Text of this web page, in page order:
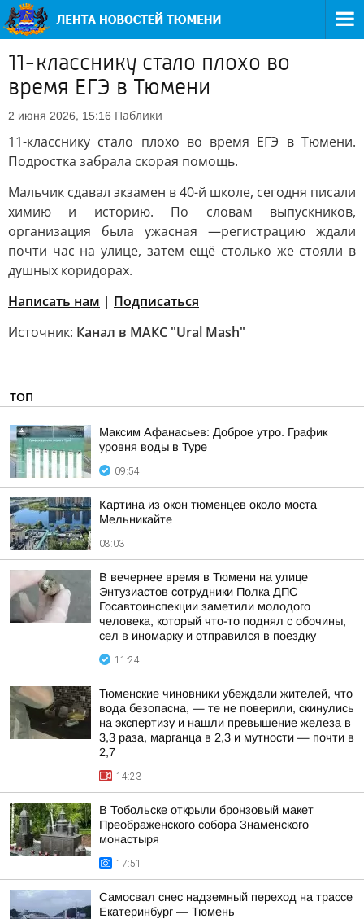
11-класснику стало плохо во
время ЕГЭ в Тюмени
2 июня 2026, 15:16 Паблики
11-класснику стало плохо во время ЕГЭ в Тюмени.
Подростка забрала скорая помощь.
Мальчик сдавал экзамен в 40-й школе, сегодня писали
химию и историю. По словам выпускников,
организация была ужасная —регистрацию ждали
почти час на улице, затем ещё столько же стояли в
душных коридорах.
Написать нам | Подписаться
Источник: Канал в МАКС "Ural Mash"
ТОП
Максим Афанасьев: Доброе утро. График
уровня воды в Туре
09:54
Картина из окон тюменцев около моста
Мельникайте
08:03
В вечернее время в Тюмени на улице
Энтузиастов сотрудники Полка ДПС
Госавтоинспекции заметили молодого
человека, который что-то поднял с обочины,
сел в иномарку и отправился в поездку
11:24
Тюменские чиновники убеждали жителей, что
вода безопасна, — те не поверили, скинулись
на экспертизу и нашли превышение железа в
3,3 раза, марганца в 2,3 и мутности — почти в
2,7
14:23
В Тобольске открыли бронзовый макет
Преображенского собора Знаменского
монастыря
17:51
Самосвал снес надземный переход на трассе
Екатеринбург — Тюмень